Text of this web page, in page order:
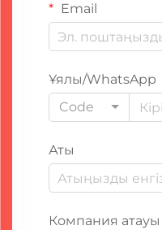
Email
Ұялы/WhatsApp
Code
Аты
Компания атауы